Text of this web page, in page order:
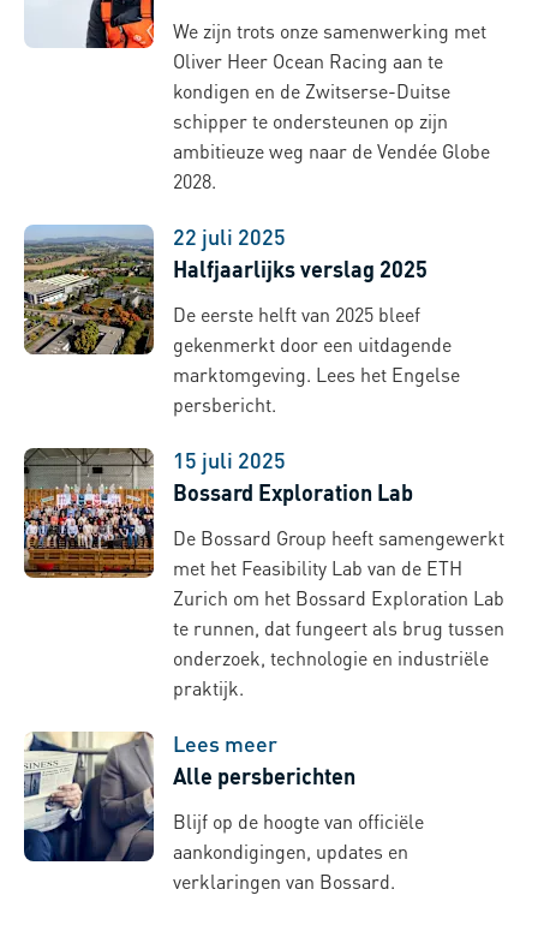
We zijn trots onze samenwerking met
Oliver Heer Ocean Racing aan te
kondigen en de Zwitserse-Duitse
schipper te ondersteunen op zijn
ambitieuze weg naar de Vendée Globe
2028.
22 juli 2025
Halfjaarlijks verslag 2025
De eerste helft van 2025 bleef
gekenmerkt door een uitdagende
marktomgeving. Lees het Engelse
persbericht.
15 juli 2025
Bossard Exploration Lab
De Bossard Group heeft samengewerkt
met het Feasibility Lab van de ETH
Zurich om het Bossard Exploration Lab
te runnen, dat fungeert als brug tussen
onderzoek, technologie en industriële
praktijk.
Lees meer
Alle persberichten
Blijf op de hoogte van officiële
aankondigingen, updates en
verklaringen van Bossard.